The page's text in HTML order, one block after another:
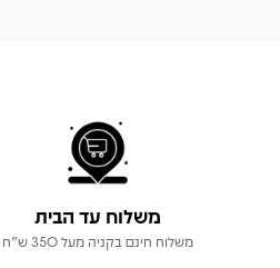
משלוח עד הבית
משלוח חינם בקניה מעל 350 ש"ח